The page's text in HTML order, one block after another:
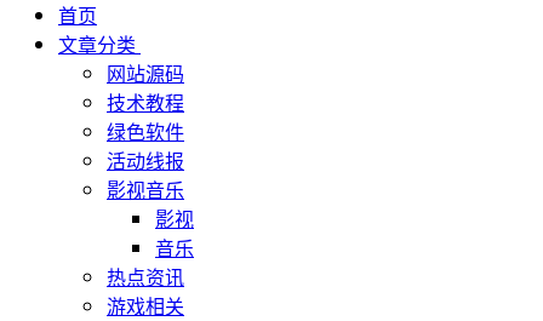
首页
文章分类
网站源码
技术教程
绿色软件
活动线报
影视音乐
影视
音乐
热点资讯
游戏相关